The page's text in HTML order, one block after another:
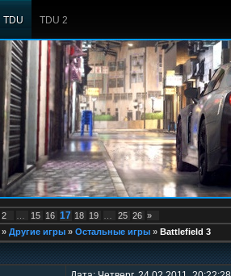
TDU TDU 2
2 15 16 17 18 19 25 26 »
» Другие игры » Остальные игры » Battlefield 3